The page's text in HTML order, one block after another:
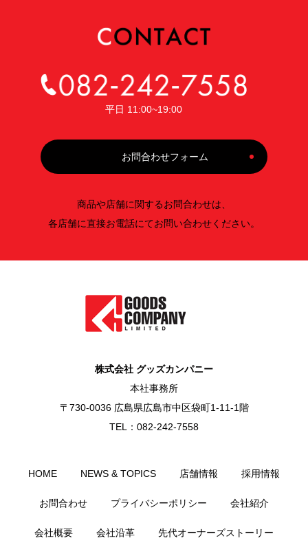
平日 11:00~19:00
お問合わせフォーム
商品や店舗に関するお問合わせは、
各店舗に直接お電話にてお問い合わせください。
株式会社 グッズカンパニー
本社事務所
〒730-0036 広島県広島市中区袋町1-11-1階
TEL：082-242-7558
HOME NEWS & TOPICS 店舗情報 採用情報
お問合わせ プライバシーポリシー 会社紹介
会社概要 会社沿革 先代オーナーズストーリー